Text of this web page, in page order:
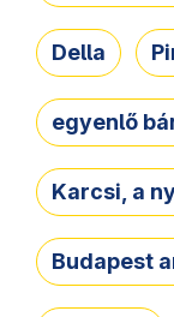
Della
egyenlő
Karcsi, a
Budapest